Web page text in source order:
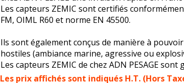
Les capteurs ZEMIC sont certifiés
FM, OIML R60 et norme EN 45500.
Ils sont également conçus de manière à
hostiles (ambiance marine, agressive ou
Les capteurs ZEMIC de chez ADN PESAGE sont
Les prix affichés sont indiqués H.T. (Hors